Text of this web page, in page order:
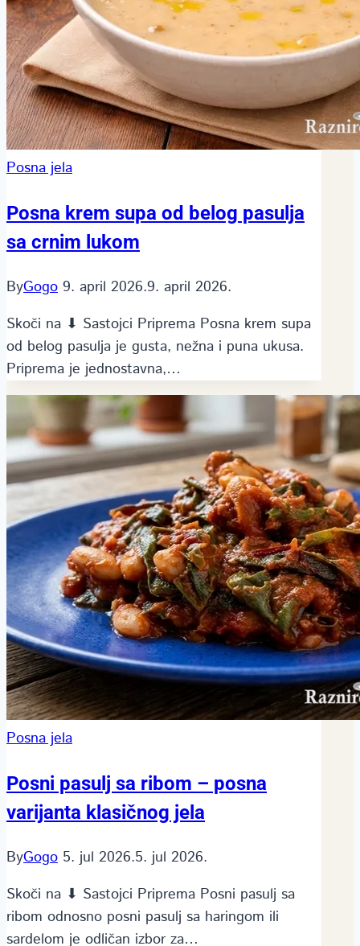
Posna jela
Posna krem supa od belog pasulja
sa crnim lukom
ByGogo 9. april 2026.9. april 2026.
Skoči na ⬇ Sastojci Priprema Posna krem supa
od belog pasulja je gusta, nežna i puna ukusa.
Priprema je jednostavna,…
Posna jela
Posni pasulj sa ribom – posna
varijanta klasičnog jela
ByGogo 5. jul 2026.5. jul 2026.
Skoči na ⬇ Sastojci Priprema Posni pasulj sa
ribom odnosno posni pasulj sa haringom ili
sardelom je odličan izbor za…